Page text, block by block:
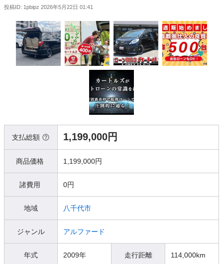
投稿ID: 1pbipz 2026年5月22日 01:41
支払総額 1,199,000円
商品価格 1,199,000円
諸費用 0円
地域 八千代市
ジャンル アルファード
年式 2009年 走行距離 114,000km